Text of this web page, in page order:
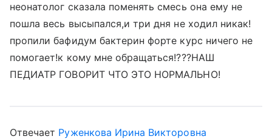
неонатолог сказала поменять смесь она ему не
пошла весь высыпался,и три дня не ходил никак!
пропили бафидум бактерин форте курс ничего не
помогает!к кому мне обращаться!???НАШ
ПЕДИАТР ГОВОРИТ ЧТО ЭТО НОРМАЛЬНО!
Отвечает Руженкова Ирина Викторовна